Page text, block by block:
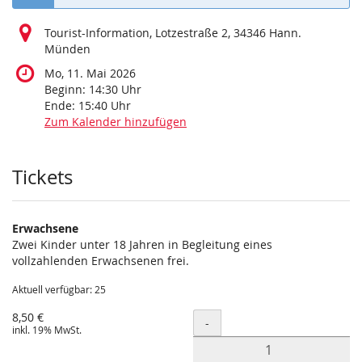
Tourist-Information, Lotzestraße 2, 34346 Hann.
Münden
Mo, 11. Mai 2026
Beginn: 14:30 Uhr
Ende: 15:40 Uhr
Zum Kalender hinzufügen
Produkte
Tickets
Erwachsene
Zwei Kinder unter 18 Jahren in Begleitung eines
vollzahlenden Erwachsenen frei.
Aktuell verfügbar: 25
8,50 €
inkl. 19% MwSt. Menge
-